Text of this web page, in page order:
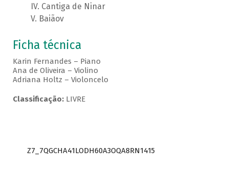
Cantiga de Ninar
Baiãov
Ficha técnica
Karin Fernandes – Piano
Ana de Oliveira – Violino
Adriana Holtz – Violoncelo
Classificação:LIVRE
Z7_7QGCHA41LODH60A3OQA8RN1415